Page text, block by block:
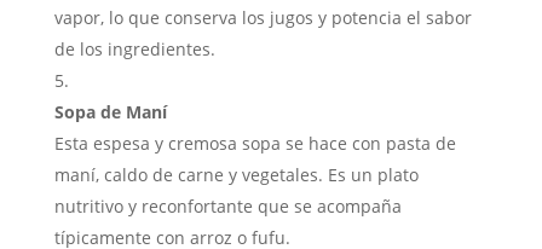
vapor, lo que conserva los jugos y potencia el sabor
de los ingredientes.
Sopa de Maní
Esta espesa y cremosa sopa se hace con pasta de
maní, caldo de carne y vegetales. Es un plato
nutritivo y reconfortante que se acompaña
típicamente con arroz o fufu.